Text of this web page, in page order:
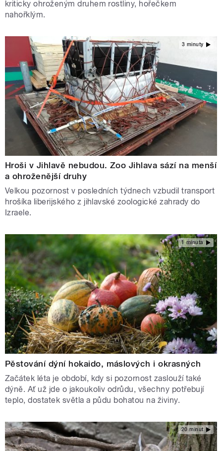
kriticky ohroženým druhem rostliny, hořečkem
nahořklým.
3 minuty
Hroši v Jihlavě nebudou. Zoo Jihlava sází na menší
a ohroženější druhy
Velkou pozornost v posledních týdnech vzbudil transport
hrošíka liberijského z jihlavské zoologické zahrady do
Izraele.
1 minuta
Pěstování dýní hokaido, máslových i okrasných
Začátek léta je období, kdy si pozornost zaslouží také
dýně. Ať už jde o jakoukoliv odrůdu, všechny potřebují
teplo, dostatek světla a půdu bohatou na živiny.
20 minut